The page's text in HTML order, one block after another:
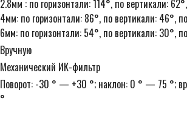
2.8мм : по горизонтали: 114°, по вертикали:
4мм: по горизонтали: 86°, по вертикали: 46°,
6мм: по горизонтали: 54°, по вертикали: 30°,
Вручную
Механический ИК-фильтр
Поворот: -30 ° — +30 °; наклон: 0 ° — 75 °;
°